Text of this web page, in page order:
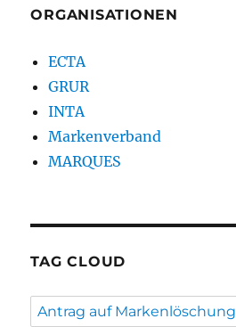
ORGANISATIONEN
ECTA
GRUR
INTA
Markenverband
MARQUES
TAG CLOUD
Antrag auf Markenlöschung